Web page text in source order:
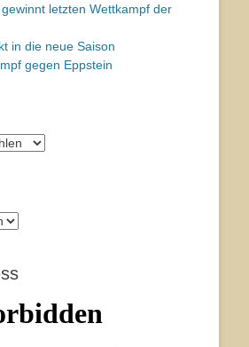
letzten Wettkampf der
in die neue Saison
gegen Eppstein